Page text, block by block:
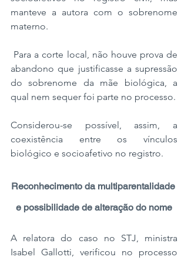
manteve a autora com o sobrenome
materno.
abandono que justificasse a supressão
do sobrenome da mãe biológica, a
Considerou-se possível, assim, a
coexistência entre os vínculos
biológico e socioafetivo no registro.
Reconhecimento da multiparentalidade
e possibilidade de alteração do nome
A relatora do caso no STJ, ministra
Isabel Gallotti, verificou no processo